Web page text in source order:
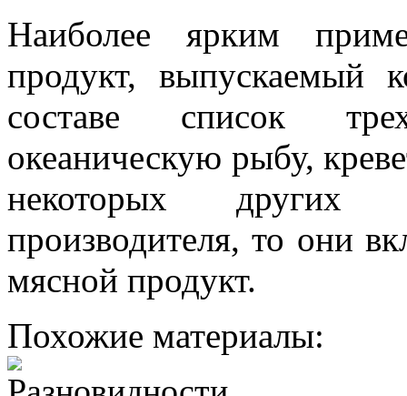
Наиболее ярким
продукт, выпускаемый
составе список
океаническую рыбу,
некоторых других
производителя, то они
мясной продукт.
Похожие материалы: